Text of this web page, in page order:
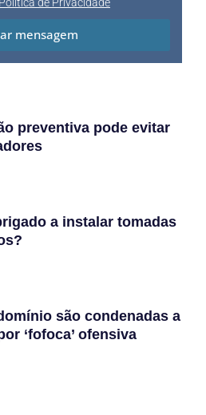
mensagem
preventiva pode evitar
a instalar tomadas
são condenadas a
‘fofoca’ ofensiva